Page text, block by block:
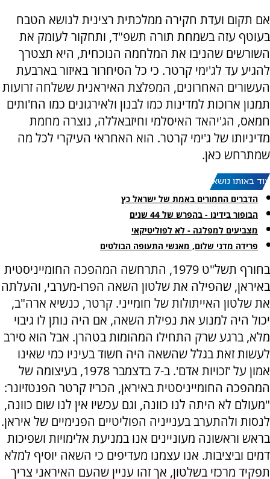
אם תקום ועדת חקירה ממלכתית רצינית לנושא הטבח
בעוטף עזה בשמחת תורה תשפ"ד, ותחקור לעומק את
השורשים שהניבו את המלחמה הנוכחית, היא תצטרך
להגיע עד לג'ימי קרטר. כי כל הסיחרור באיזור בארבעת
העשורים האחרונים, המפלצת האיראנית ששלחה זרועות
תמנון ארוכות למדינות כמו לבנון ולאירגונים כמו הח'ותים
חמאס, הג'יהאד האיסלמי וחיזבאללה, נוצרה מחמת
מדיניותו של ג'ימי קרטר. הוא האחראי העיקרי לכל מה
שמתרחש כאן.
עוד באותו נושא:
הדברים החמורים באמת של ישראל כץ
הבופור בידינו - בהפרש של 44 שנים
מצביעים למפלגה - לא לפוליטיקאי
פרידה מדני שלום, מאנשי התעופה הבולטים
בחורף תשל"ט 1979, התרחשה המהפכה החומייניסטית
באיראן, שהפילה את שלטון השאה הפרו-מערבי, והעלתה
את שלטון האייתולות של חומייני. קרטר, כנשיא ארה"ב,
יכול היה למנוע את נפילת השאה, אם היה נותן לו גיבוי
מלא, ברגע שרק התחילו המהומות בטהרן. אבל הוא סירב
לעשות זאת בגלל שהשאה היה חשוד בעיניו כמי שאינו
אמון על 'זכויות אדם'. ב-7 בדצמבר 1978, בעיצומה של
המהפכה החומייניסטית באיראן, הכריז קרטר הפנטזיונר:
"מעולם לא היתה לנו כוונה, וגם עכשיו אין לנו שום כוונה,
לנסות ולהתערב בענייניה הפוליטיים הפנימיים של איראן.
בראש וראשונה מעוניינים אנו במניעת אלימויות ושפיכות
דמים וביציבות. אנו עצמנו מעדיפים כי השאה יוסיף למלא
תפקיד מרכזי בשלטון, אך זהו עניין שהעם האיראני צריך